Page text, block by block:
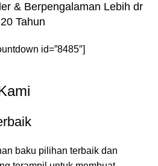
& Berpengalaman Lebih dr
20 Tahun
id=”8485″]
baku pilihan terbaik dan